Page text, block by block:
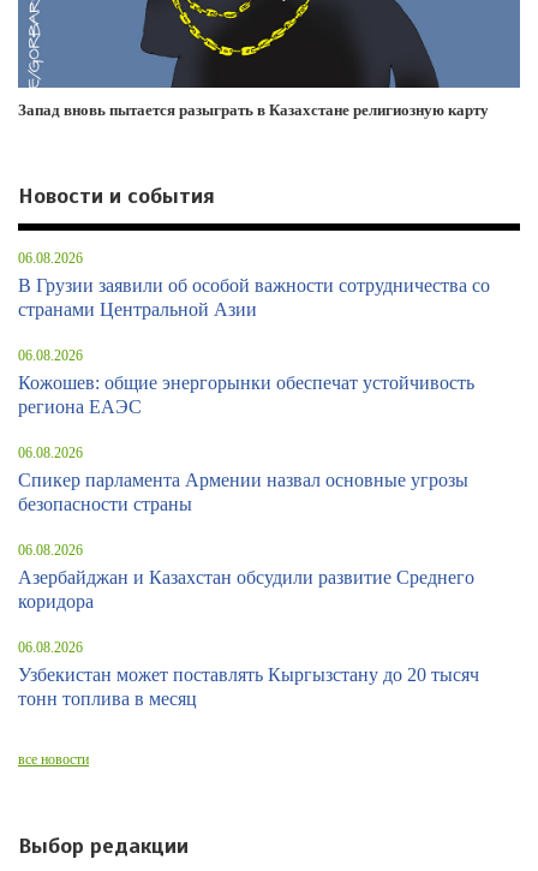
Запад вновь пытается разыграть в Казахстане религиозную карту
Новости и события
06.08.2026
В Грузии заявили об особой важности сотрудничества со
странами Центральной Азии
06.08.2026
Кожошев: общие энергорынки обеспечат устойчивость
региона ЕАЭС
06.08.2026
Спикер парламента Армении назвал основные угрозы
безопасности страны
06.08.2026
Азербайджан и Казахстан обсудили развитие Среднего
коридора
06.08.2026
Узбекистан может поставлять Кыргызстану до 20 тысяч
тонн топлива в месяц
все новости
Выбор редакции